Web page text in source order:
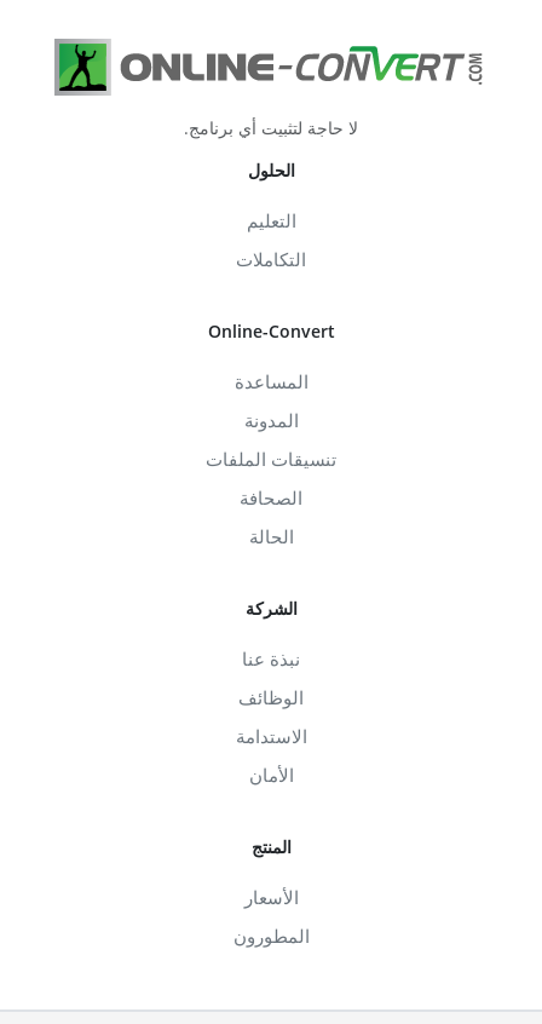
لا حاجة لتثبيت أي برنامج.
الحلول
التعليم
التكاملات
Online-Convert
المساعدة
المدونة
تنسيقات الملفات
الصحافة
الحالة
الشركة
نبذة عنا
الوظائف
الاستدامة
الأمان
المنتج
الأسعار
المطورون